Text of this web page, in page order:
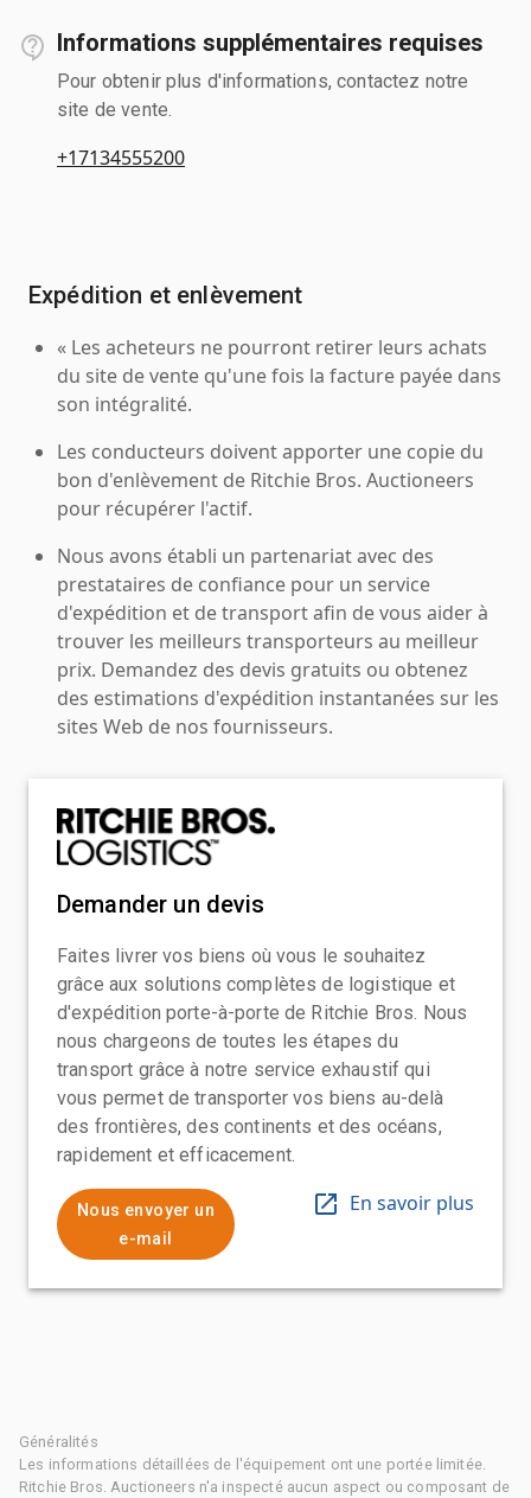
Informations supplémentaires requises
Pour obtenir plus d'informations, contactez notre
site de vente.
+17134555200
Expédition et enlèvement
« Les acheteurs ne pourront retirer leurs achats
du site de vente qu'une fois la facture payée dans
son intégralité.
Les conducteurs doivent apporter une copie du
bon d'enlèvement de Ritchie Bros. Auctioneers
pour récupérer l'actif.
Nous avons établi un partenariat avec des
prestataires de confiance pour un service
d'expédition et de transport afin de vous aider à
trouver les meilleurs transporteurs au meilleur
prix. Demandez des devis gratuits ou obtenez
des estimations d'expédition instantanées sur les
sites Web de nos fournisseurs.
Demander un devis
Faites livrer vos biens où vous le souhaitez
grâce aux solutions complètes de logistique et
d'expédition porte-à-porte de Ritchie Bros. Nous
nous chargeons de toutes les étapes du
transport grâce à notre service exhaustif qui
vous permet de transporter vos biens au-delà
des frontières, des continents et des océans,
rapidement et efficacement.
Nous envoyer un
e-mail
En savoir plus
Généralités
Les informations détaillées de l'équipement ont une portée limitée.
Ritchie Bros. Auctioneers n'a inspecté aucun aspect ou composant de